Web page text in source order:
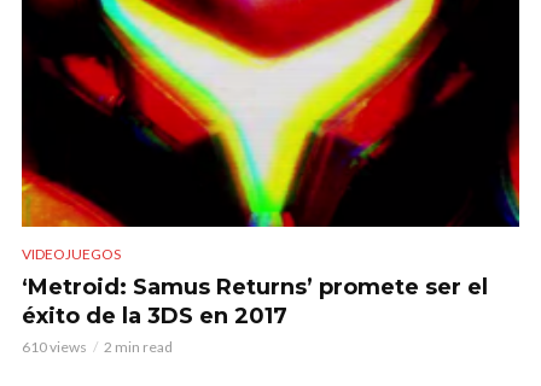
VIDEOJUEGOS
‘Metroid: Samus Returns’ promete ser el
éxito de la 3DS en 2017
610 views 2 min read